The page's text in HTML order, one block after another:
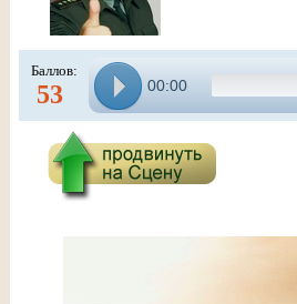
Баллов:
53 00:00